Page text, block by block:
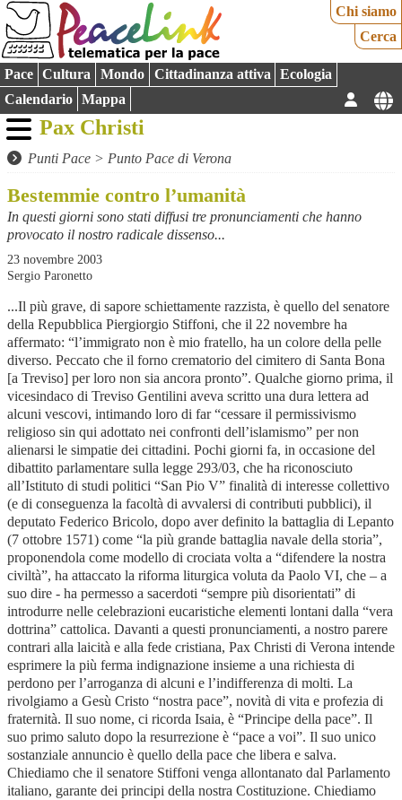
Chi siamo
Cerca
Pace Cultura Mondo Cittadinanza attiva
Ecologia
Calendario
Mappa
Pax Christi
Punti Pace > Punto Pace di Verona
Bestemmie contro l’umanità
In questi giorni sono stati diffusi tre pronunciamenti che hanno
provocato il nostro radicale dissenso...
23 novembre 2003
Sergio Paronetto
...Il più grave, di sapore schiettamente razzista, è quello del senatore
della Repubblica Piergiorgio Stiffoni, che il 22 novembre ha
affermato: “l’immigrato non è mio fratello, ha un colore della pelle
diverso. Peccato che il forno crematorio del cimitero di Santa Bona
[a Treviso] per loro non sia ancora pronto”. Qualche giorno prima, il
vicesindaco di Treviso Gentilini aveva scritto una dura lettera ad
alcuni vescovi, intimando loro di far “cessare il permissivismo
religioso sin qui adottato nei confronti dell’islamismo” per non
alienarsi le simpatie dei cittadini. Pochi giorni fa, in occasione del
dibattito parlamentare sulla legge 293/03, che ha riconosciuto
all’Istituto di studi politici “San Pio V” finalità di interesse collettivo
(e di conseguenza la facoltà di avvalersi di contributi pubblici), il
deputato Federico Bricolo, dopo aver definito la battaglia di Lepanto
(7 ottobre 1571) come “la più grande battaglia navale della storia”,
proponendola come modello di crociata volta a “difendere la nostra
civiltà”, ha attaccato la riforma liturgica voluta da Paolo VI, che – a
suo dire - ha permesso a sacerdoti “sempre più disorientati” di
introdurre nelle celebrazioni eucaristiche elementi lontani dalla “vera
dottrina” cattolica. Davanti a questi pronunciamenti, a nostro parere
contrari alla laicità e alla fede cristiana, Pax Christi di Verona intende
esprimere la più ferma indignazione insieme a una richiesta di
perdono per l’arroganza di alcuni e l’indifferenza di molti. La
rivolgiamo a Gesù Cristo “nostra pace”, novità di vita e profezia di
fraternità. Il suo nome, ci ricorda Isaia, è “Principe della pace”. Il
suo primo saluto dopo la resurrezione è “pace a voi”. Il suo unico
sostanziale annuncio è quello della pace che libera e salva.
Chiediamo che il senatore Stiffoni venga allontanato dal Parlamento
italiano, garante dei principi della nostra Costituzione. Chiediamo